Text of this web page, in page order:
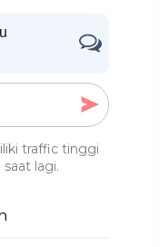
traffic tinggi
lagi.